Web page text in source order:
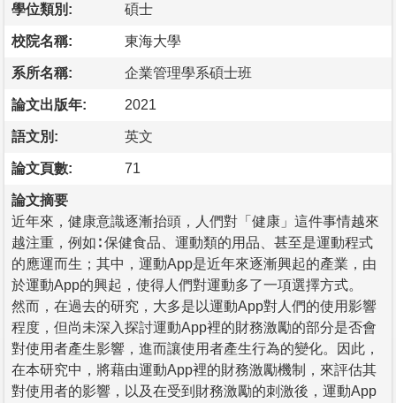
學位類別: 碩士
校院名稱: 東海大學
系所名稱: 企業管理學系碩士班
論文出版年: 2021
語文別: 英文
論文頁數: 71
論文摘要
近年來，健康意識逐漸抬頭，人們對「健康」這件事情越來
越注重，例如∶ 保健食品、運動類的用品、甚至是運動程式
的應運而生；其中，運動App是近年來逐漸興起的產業，由
於運動App的興起，使得人們對運動多了一項選擇方式。
然而，在過去的研究，大多是以運動App對人們的使用影響
程度，但尚未深入探討運動App裡的財務激勵的部分是否會
對使用者產生影響，進而讓使用者產生行為的變化。因此，
在本研究中，將藉由運動App裡的財務激勵機制，來評估其
對使用者的影響，以及在受到財務激勵的刺激後，運動App